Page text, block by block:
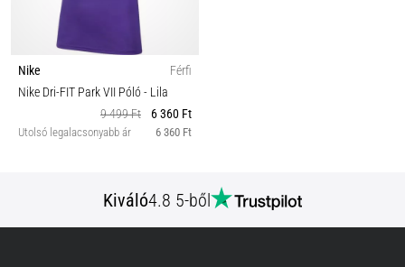
Nike
Férfi
Nike Dri-FIT Park VII Póló- Lila
9 499 Ft
6 360 Ft
Utolsó legalacsonyabb ár 6 360 Ft
Kiváló4.8 5-ből